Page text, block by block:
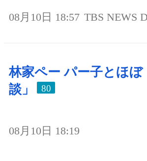
08月10日 18:57 TBS NEWS
林家ペー パー子とほぼ
談」
80
08月10日 18:19